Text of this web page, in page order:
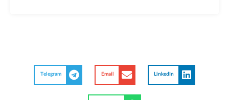
LinkedIn
Email
Telegram